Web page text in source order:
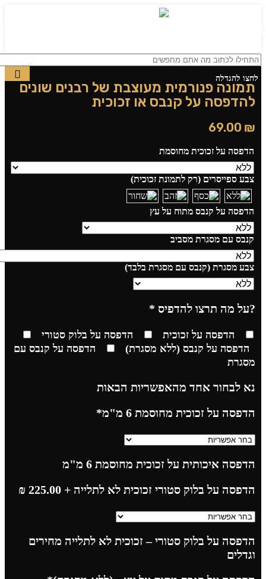
תמונה פנורמית מעוצבת של רבנים שונים
להדפסה על קנבס או זכוכית
69.00 ₪
הדפסה על זכוכית מחוסמת
צבע ספייסרים (רק לתמונת זכוכית)
הדפסה על קנבס מתוח על עץ
קנבס עם מסגרת מסביב
צבע מסגרת (קנבס עם מסגרת בלבד)
?על מה תרצו להדפיס *
הדפסה על זכוכית
הדפסה על בלוק סטורי
הדפסה על קנבס (ללא מסגרת)
הדפסה על קנבס עם
מסגרת
נא לבחור אחד מהאפשריות הבאות
הדפסה על זכוכית מחוסמת 6 מ"מ
*
הדפסה איכותית על זכוכית מחוסמת 6 מ"מ
הדפסה על בלוק סטורי זכוכית לא לתלייה + 225.00
₪
הדפסה על בלוק סטורי – זכוכית לא לתלייה מחירים
וגדלים
לחצו להגדלה